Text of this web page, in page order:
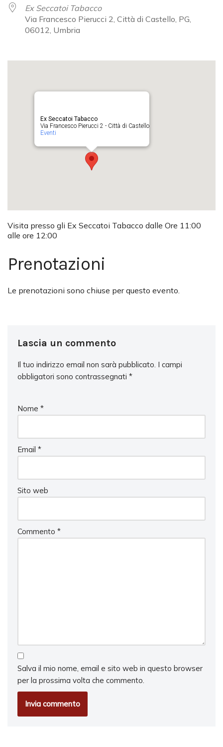
Ex Seccatoi Tabacco
Via Francesco Pierucci 2, Città di Castello, PG,
06012, Umbria
Ex Seccatoi Tabacco
Via Francesco Pierucci 2 - Città di Castello
Eventi
Visita presso gli Ex Seccatoi Tabacco dalle Ore 11:00
alle ore 12:00
Prenotazioni
Le prenotazioni sono chiuse per questo evento.
Lascia un commento
Il tuo indirizzo email non sarà pubblicato. I campi
obbligatori sono contrassegnati *
Nome *
Email *
Sito web
Commento *
Salva il mio nome, email e sito web in questo browser
per la prossima volta che commento.